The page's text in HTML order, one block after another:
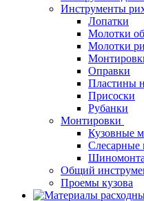
Инструменты
Лопатки
Молотки
Молотки
Оправки
Пластины
Присоски
Рубанки
Монтировки
Кузовные
Слесарные
Общий
Проемы кузова